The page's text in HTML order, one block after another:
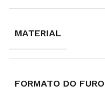
MATERIAL
FORMATO DO FURO